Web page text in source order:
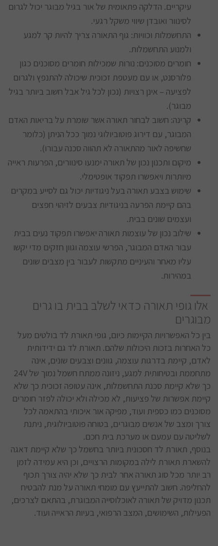
עיקריים. הדלקה פתאומית של אור בגיל מבוגר יכול לגרום
לסינוור ואובדן שיווי משקל רגעי.
התחשמלות וכוויות: גוף התאורה צריך להיות קר למגע
ולמנוע התחשמלות.
חומרים מסוכנים: נורות שמכילות חומרים מסוכנים כגון
פלורסנט, או עם מעטפת זכוכית שיכולה להתנפץ ולגרום
לפציעה – אינן רצויות (נכון לכל גיל אבל חשוב ביותר בגיל
מבוגר).
קרינה: חשוב לבחור תאורה אשר שומרת על בריאות האדם
המבוגר, עם דירוג פוטוביולוגי נמוך ככל הניתן (כלומר
שחשיפה לאור מהתאורה לא תהווה סכנה עבורו).
מיקום ותכנון נכון של תאורה ימנעו סינוורים, הפרעות ראייה
מיותרות ויאפשרו תפקוד אופטימלי.
שימוש בצבע תאורה בעל ניגודיות יכול גם לסייע במקרים
בהם קיימת הפרעה בניגודיות צבעים לזיהוי חפצים
ועצמים שונים בבית.
שילוב נכון של עוצמות תאורה יאפשרו תפקוד נעים בבית
עבור האדם המבוגר, הפרשי עוצמה וגוון חזקים מדי יקשו
עליו מאחר והעיניים מתקשות לעבור בין מצבים שונים
במהירות.
אלו גופי תאורה כדאי לשלב בבית בו גרים
מבוגרים
בין כל האפשרויות הקיימות כיום, גופי תאורת לד בולטים מעל
כל האחרות בזכות היכולות שלהם. תאורת לד גם ידידותית
לאדם, קיימת בדרגות עוצמה, גוונים וצבעים שונים, אינה
מתחממת ובטיחותית למגע, ניזונה ממתח חשמל נמוך של 24V
כך שלא קיימת סכנת התחשמלות, אינה עטופה זכוכית כך שלא
קיימת אפשרות של פציעות, לא מכילה ולא יכולה לפזר חומרים
מסוכנים כמו כספית ועוד, מפיקה אור איכותי בהתאמה לכל
צורך ומצב של אנשים מבוגרים, בטוחה פוטוביולוגית, ניתנת
לשליטה עם עמעם או מערכת בית חכם.
בנוסף, תאורת לד חסכונית ביותר בחשמל כך שלא קיימת דאגה
להשארת תאורת לילה במקומות הרצויים, וכן היא עמידה לזמן
רב יותר מכל סוג תאורה אחר לבית כך שלא יהיה צורך תכוף
להחליפה. חשוב להתייעץ עם מומחי תאורה על מנת להבטיח
תכנון מדויק של תאורה לאוכלוסייה המבוגרת, בהתאם לצרכים,
הפעילות, השימושים, המצב הרפואי, בעיות הראייה ועוד.